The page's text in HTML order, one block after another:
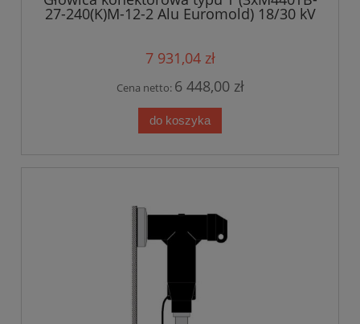
27-240(K)M-12-2 Alu Euromold) 18/30 kV
7 931,04 zł
Cena netto: 6 448,00 zł
do koszyka